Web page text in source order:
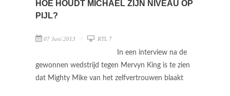
HOE HOUDT MICHAEL ZIJN NIVEAU OP
PIJL?
07 Juni 2013 RTL 7
In een interview na de
gewonnen wedstrijd tegen Mervyn King is te zien
dat Mighty Mike van het zelfvertrouwen blaakt